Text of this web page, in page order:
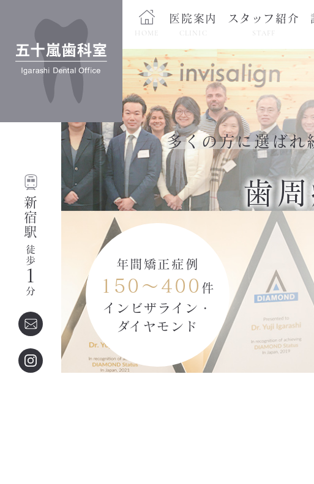
HOME
医院案内
CLINIC
スタッフ紹介
STAFF
新宿駅
徒歩
１
分
多くの方に選ばれ
歯
年間矯正症例
150～400 件
インビザライン・
ダイヤモンド